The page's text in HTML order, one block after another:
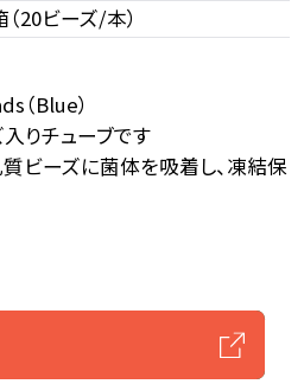
20ビーズ/本）
Blue）
りチューブです
ビーズに菌体を吸着し、凍結保